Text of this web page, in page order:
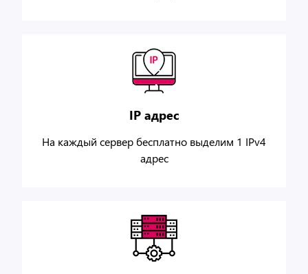
IP адрес
На каждый сервер бесплатно выделим 1 IPv4
адрес